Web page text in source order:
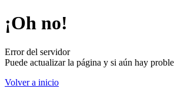
¡Oh no!
Error del servidor
Puede actualizar la página y si aún hay
Volver a inicio